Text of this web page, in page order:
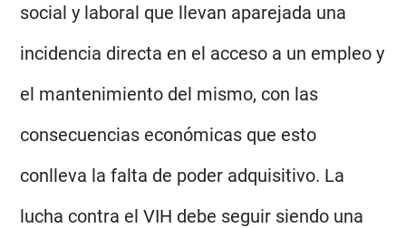
social y laboral que llevan aparejada una
incidencia directa en el acceso a un empleo y
el mantenimiento del mismo, con las
consecuencias económicas que esto
conlleva la falta de poder adquisitivo. La
lucha contra el VIH debe seguir siendo una